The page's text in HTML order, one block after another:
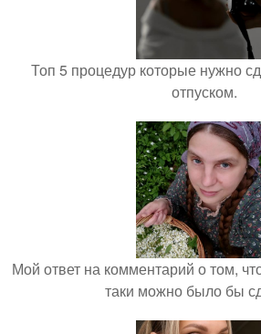
Топ 5 процедур которые нужно
отпуском.
Мой ответ на комментарий о том,
таки можно было бы